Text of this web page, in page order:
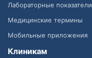
Лабораторные показатели
Медицинские термины
Мобильные приложения
Клиникам